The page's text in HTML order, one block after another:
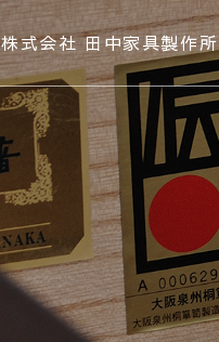
株式会社 田中家具製作所